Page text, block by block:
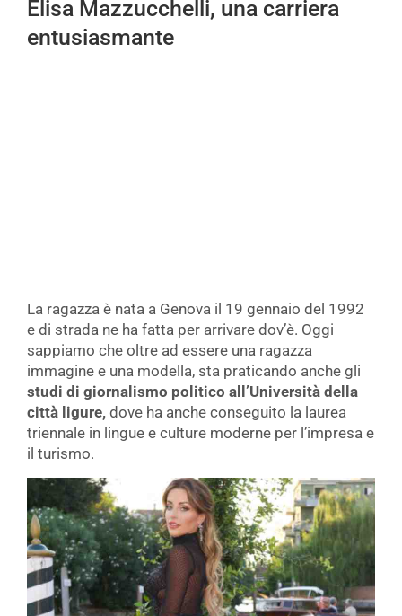
Elisa Mazzucchelli, una carriera
entusiasmante
La ragazza è nata a Genova il 19 gennaio del 1992
e di strada ne ha fatta per arrivare dov’è. Oggi
sappiamo che oltre ad essere una ragazza
immagine e una modella, sta praticando anche gli
studi di giornalismo politico all’Università della
città ligure, dove ha anche conseguito la laurea
triennale in lingue e culture moderne per l’impresa e
il turismo.